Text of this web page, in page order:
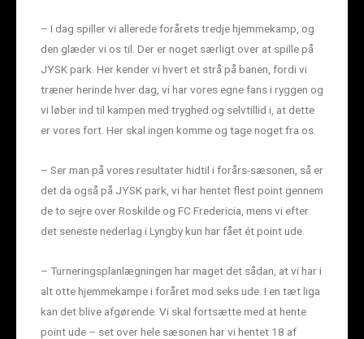
– I dag spiller vi allerede forårets tredje hjemmekamp, og
den glæder vi os til. Der er noget særligt over at spille på
JYSK park. Her kender vi hvert et strå på banen, fordi vi
træner herinde hver dag, vi har vores egne fans i ryggen og
vi løber ind til kampen med tryghed og selvtillid i, at dette
er vores fort. Her skal ingen komme og tage noget fra os.
– Ser man på vores resultater hidtil i forårs-sæsonen, så er
det da også på JYSK park, vi har hentet flest point gennem
de to sejre over Roskilde og FC Fredericia, mens vi efter
det seneste nederlag i Lyngby kun har fået ét point ude.
– Turneringsplanlægningen har maget det sådan, at vi har i
alt otte hjemmekampe i foråret mod seks ude. I en tæt liga
kan det blive afgørende. Vi skal fortsætte med at hente
point ude – set over hele sæsonen har vi hentet 18 af